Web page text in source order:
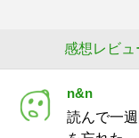
感想レビュ
n&n
読んで一